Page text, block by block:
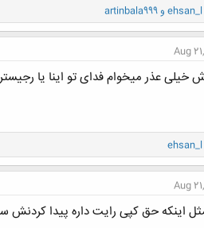
و
ا
ک
ن
ش
ه
ا
ehsan_l وartinbala999
Aug
خیلی عذر میخوام فدای تو اینا یا
و
ا
ک
ن
ش
ه
ا
ehsan_l
Aug
اینکه حق کپی رایت داره پیدا